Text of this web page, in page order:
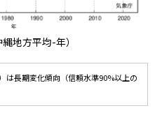
地方平均-年）
は長期変化傾向（信頼水準90%以上の